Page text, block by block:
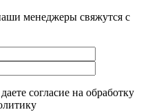
менеджеры свяжутся с
согласие на обработку